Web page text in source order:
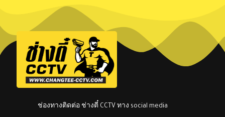
ช่องทางติดต่อ ช่างตี๋ CCTV ทาง social media